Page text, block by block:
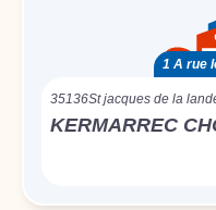
1 A rue
35136St jacques de la
KERMARREC